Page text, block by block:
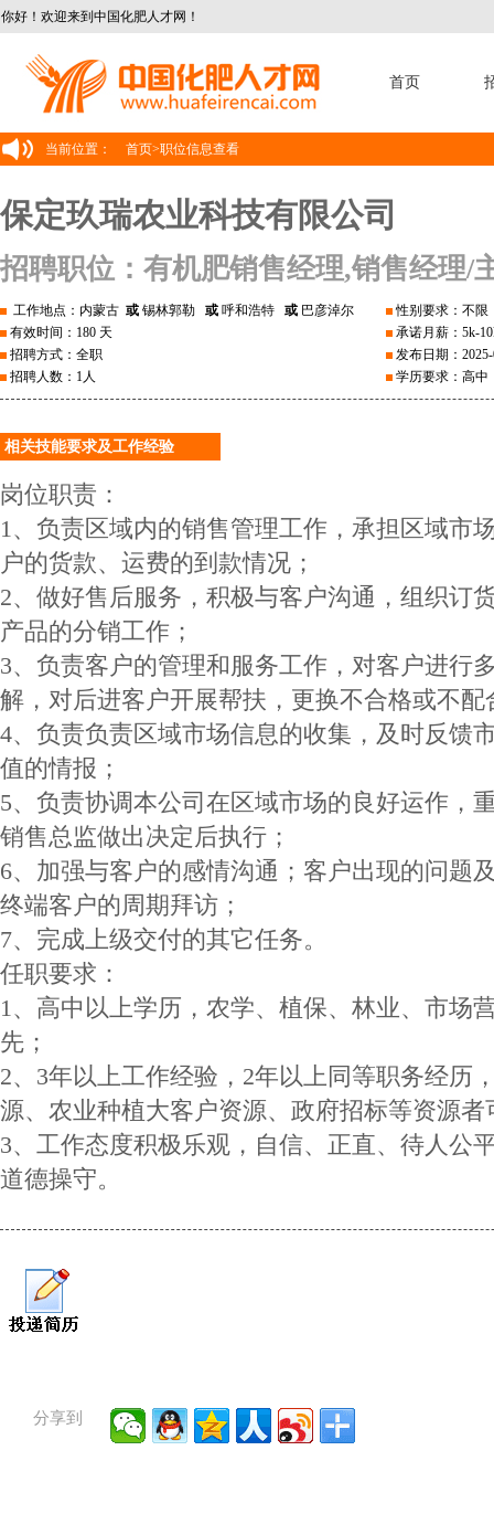
你好！欢迎来到中国化肥人才网！
首页
当前位置： 首页>职位信息查看
保定玖瑞农业科技有限公司
招聘职位：有机肥销售经理,销售经理/
工作地点：内蒙古 或 锡林郭勒 或 呼和浩特 或 巴彦淖尔
有效时间：180 天
招聘方式：全职
招聘人数：1人
性别要求：不限
承诺月薪：5k-
发布日期：
学历要求：高中
相关技能要求及工作经验
岗位职责：
1、负责区域内的销售管理工作，承担区域市
户的货款、运费的到款情况；
2、做好售后服务，积极与客户沟通，组织订
产品的分销工作；
3、负责客户的管理和服务工作，对客户进行
解，对后进客户开展帮扶，更换不合格或不配
4、负责负责区域市场信息的收集，及时反馈
值的情报；
5、负责协调本公司在区域市场的良好运作，
销售总监做出决定后执行；
6、加强与客户的感情沟通；客户出现的问题
终端客户的周期拜访；
7、完成上级交付的其它任务。
任职要求：
1、高中以上学历，农学、植保、林业、市场
先；
2、3年以上工作经验，2年以上同等职务经历
源、农业种植大客户资源、政府招标等资源
3、工作态度积极乐观，自信、正直、待人公
道德操守。
分享到